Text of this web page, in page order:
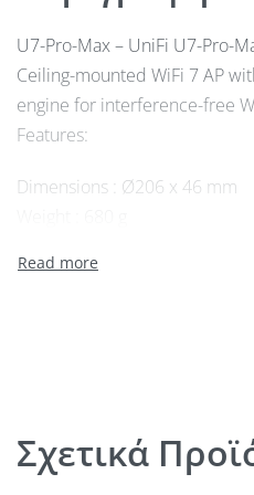
U7-Pro-Max – UniFi U7-Pro-
Ceiling-mounted WiFi 7 AP
engine for interference-free
Features:
Dimensions : Ø206 x 46 mm
Mount material : Stainless
Max. power consumption :
Σχετικά